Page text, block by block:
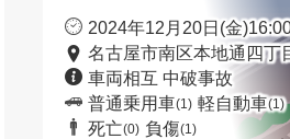
2024年12月20日(金
名古屋市南区本地通四丁
車両相互 中破事故
普通乗用車(1) 軽自動車(1)
死亡(0) 負傷(1)